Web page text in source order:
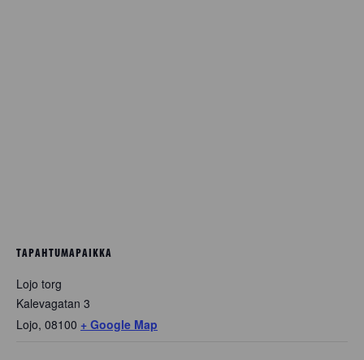
TAPAHTUMAPAIKKA
Lojo torg
Kalevagatan 3
Lojo, 08100 + Google Map